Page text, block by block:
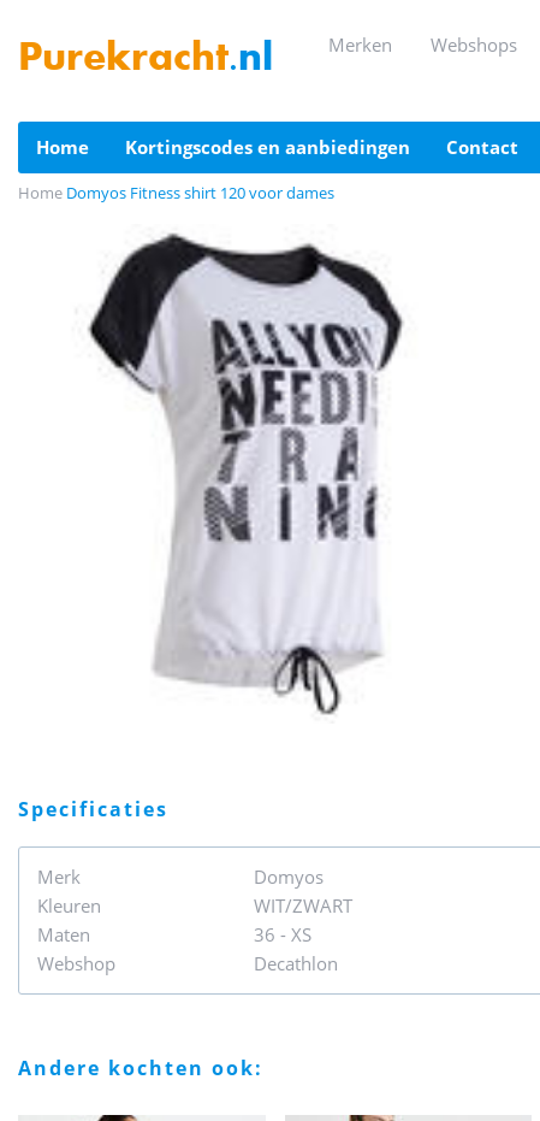
Purekracht.nl merken webshops
home kortingscodes en aanbiedingen contact
Home Domyos Fitness shirt 120 voor dames
specificaties
Merk
Domyos
Kleuren
WIT/ZWART
Maten
36 - XS
Webshop
Decathlon
andere kochten ook: